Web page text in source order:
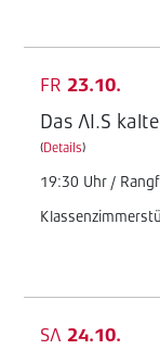
FR 23.10.
Das AI.S
(Details)
19:30 Uhr /
SA 24.10.